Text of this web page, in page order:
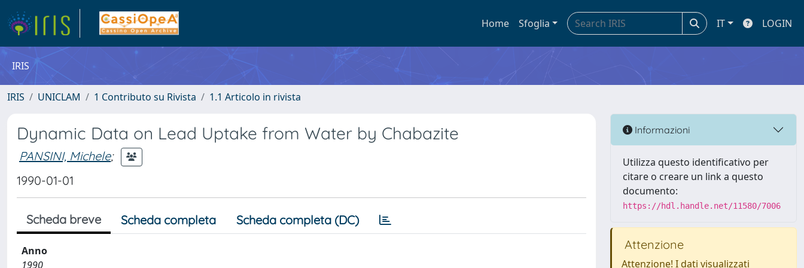
Home Sfoglia IT LOGIN
IRIS
IRIS UNICLAM 1 Contributo su Rivista 1.1 Articolo in rivista
Dynamic Data on Lead Uptake from Water by Chabazite
PANSINI, Michele;
1990-01-01
Scheda breve Scheda completa Scheda completa (DC)
Anno
1990
Informazioni
Utilizza questo identificativo per
citare o creare un link a questo
documento:
https://hdl.handle.net/11580/7006
Attenzione
Attenzione! I dati visualizzati